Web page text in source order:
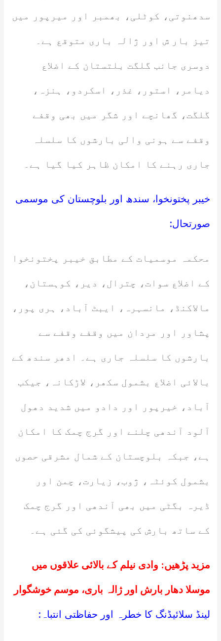
سدھنوتی، کوٹلی، بھمبر اور میرپور میں
تیز بار ش اور ژالہ باری متوقع ہے۔
دوسری جانب گلگت بلتستان کے اضلاع
دیامر، استور، غذر، اسکردو، ہنزہ،
گلگت، گھانچے اور شگر میں بھی وقفے
وقفے سے ہونی والی بارشوں کا سلسلہ
جاری رہنے کا امکان ظاہر کیا گیا ہے۔
خیبر پختونخوا، سندھ اور بلوچستان کی موسمی
صورتحال:
محکمہ موسمیات کے مطابق خیبر پختونخوا
کے اضلاع سوات، چترال، دیر، کوہستان،
مالاکنڈ، مانسہرہ، ایبٹ آباد، ہری پور،
پشاور اور مردان میں وقفے وقفے سے
بارشوں کا سلسلہ جاری ہے۔ ادھر سندھ کے
بالائی اضلاع بشمول سکھر، لاڑکانہ، جیکب
آباد، خیرپور اور دادو میں شدید دھول
آلود آندھی چلنے اور گرج چمک کا امکان
ہے، جبکہ بلوچستان کے شمال مشرقی حصوں
بشمول کوئٹہ، ژوب، زیارت، چمن اور
ڈیرہ بگٹی میں بھی آندھی اور گرج چمک
کے ساتھ بارش کی پیشگوئی کی گئی ہے۔
مزید پڑھیں: وادی نیلم کے بالائی علاقوں میں
موسلا دھار بارش اور ژالہ باری، موسم خوشگوار
لینڈ سلائیڈنگ کا خطرہ اور حفاظتی انتباہ: